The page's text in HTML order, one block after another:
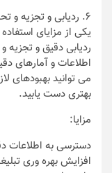
۶. ردیابی و تجزیه و تحلیل بهتر
یکی از مزایای
ردیابی دقیق و تجزیه
اطلاعات و آمارهای
می‌ توانید بهبود‌های
بهتری دست یابید.
مزایا:
دسترسی به اطلاعات
افزایش بهره‌ وری